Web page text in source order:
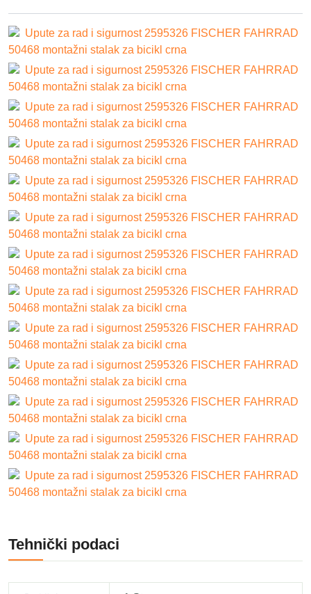
Upute za rad i sigurnost 2595326 FISCHER FAHRRAD
50468 montažni stalak za bicikl crna
Upute za rad i sigurnost 2595326 FISCHER FAHRRAD
50468 montažni stalak za bicikl crna
Upute za rad i sigurnost 2595326 FISCHER FAHRRAD
50468 montažni stalak za bicikl crna
Upute za rad i sigurnost 2595326 FISCHER FAHRRAD
50468 montažni stalak za bicikl crna
Upute za rad i sigurnost 2595326 FISCHER FAHRRAD
50468 montažni stalak za bicikl crna
Upute za rad i sigurnost 2595326 FISCHER FAHRRAD
50468 montažni stalak za bicikl crna
Upute za rad i sigurnost 2595326 FISCHER FAHRRAD
50468 montažni stalak za bicikl crna
Upute za rad i sigurnost 2595326 FISCHER FAHRRAD
50468 montažni stalak za bicikl crna
Upute za rad i sigurnost 2595326 FISCHER FAHRRAD
50468 montažni stalak za bicikl crna
Upute za rad i sigurnost 2595326 FISCHER FAHRRAD
50468 montažni stalak za bicikl crna
Upute za rad i sigurnost 2595326 FISCHER FAHRRAD
50468 montažni stalak za bicikl crna
Upute za rad i sigurnost 2595326 FISCHER FAHRRAD
50468 montažni stalak za bicikl crna
Upute za rad i sigurnost 2595326 FISCHER FAHRRAD
50468 montažni stalak za bicikl crna
Tehnički podaci